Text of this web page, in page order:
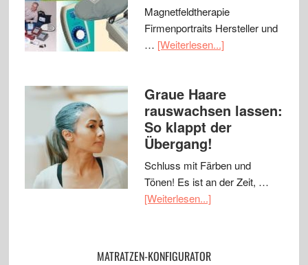
Magnetfeldtherapie
Firmenportraits Hersteller und
… [Weiterlesen...]
Graue Haare
rauswachsen lassen:
So klappt der
Übergang!
Schluss mit Färben und
Tönen! Es ist an der Zeit, …
[Weiterlesen...]
MATRATZEN-KONFIGURATOR